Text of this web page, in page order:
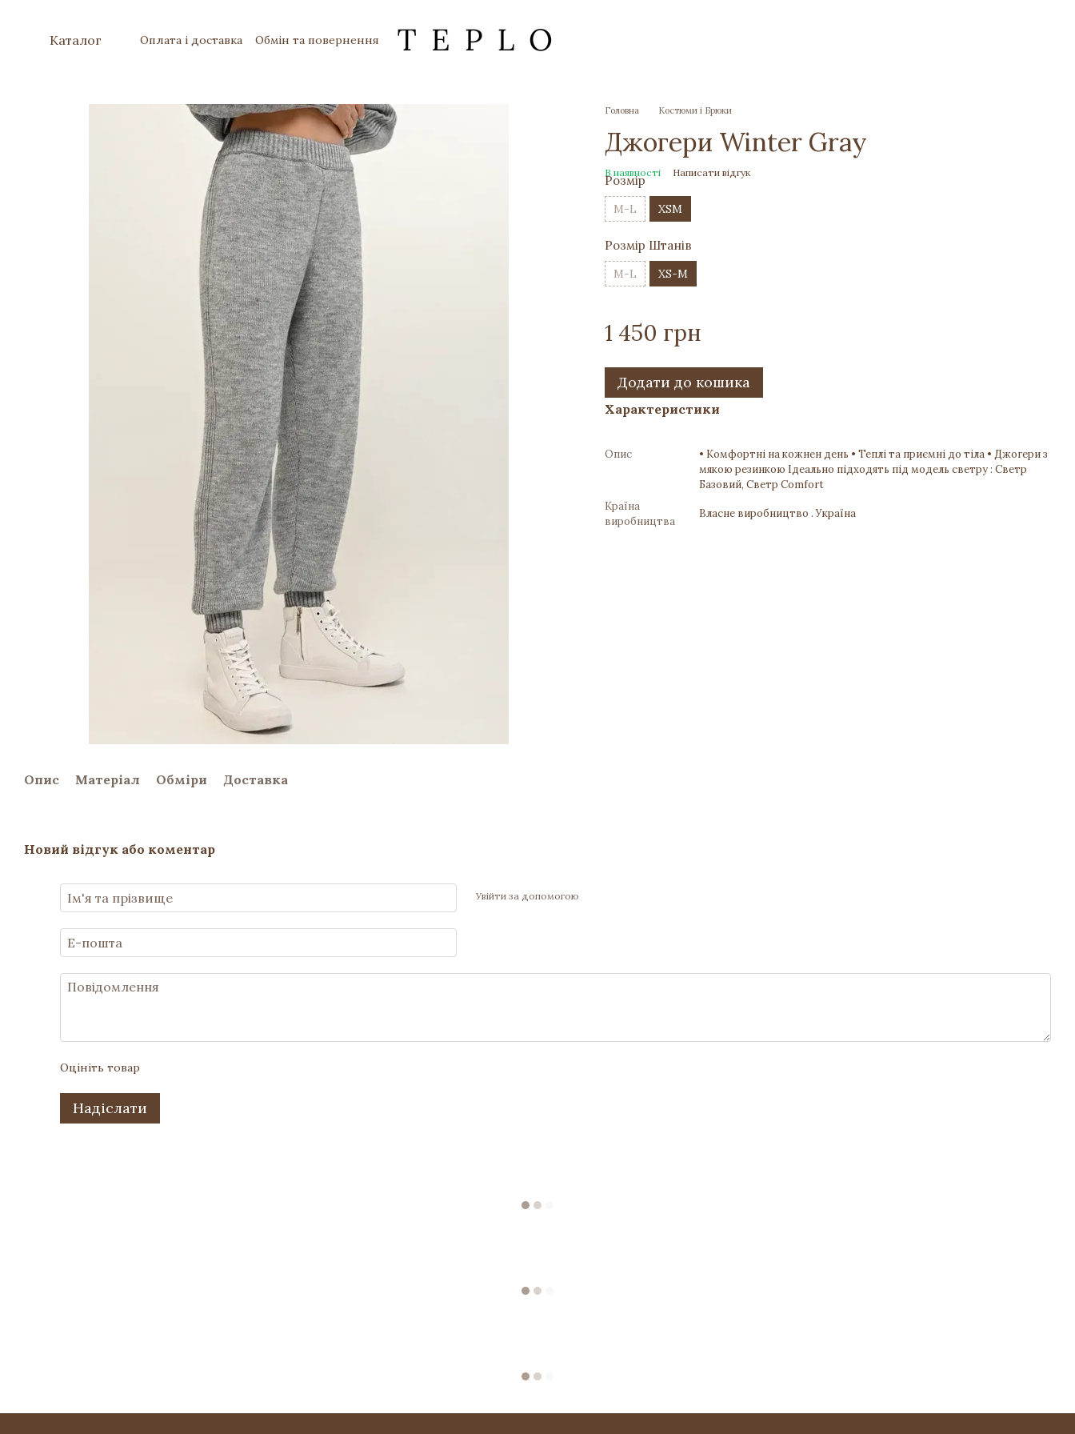
Каталог Оплата і доставка Обмін та повернення
Опис Матеріал Обміри Доставка
Головна Костюми і Брюки
Джогери Winter Gray
В наявності Написати відгук
Розмір
M-L XSM
Розмір Штанів
M-L XS-M
1 450 грн
Додати до кошика
Характеристики
Опис
• Комфортні на кожнен день • Теплі та приємні до тіла • Джогери з
мякою резинкою Ідеально підходять під модель светру : Светр
Базовий, Светр Comfort
Країна
виробництва
Власне виробництво . Україна
Новий відгук або коментар
Увійти за допомогою
Оцініть товар
Надіслати